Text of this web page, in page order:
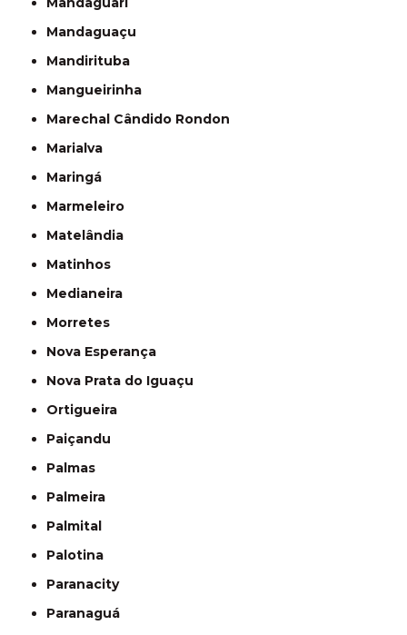
Mandaguaçu
Mandirituba
Mangueirinha
Marechal Cândido Rondon
Marialva
Maringá
Marmeleiro
Matelândia
Matinhos
Medianeira
Morretes
Nova Esperança
Nova Prata do Iguaçu
Ortigueira
Paiçandu
Palmas
Palmeira
Palmital
Palotina
Paranacity
Paranaguá